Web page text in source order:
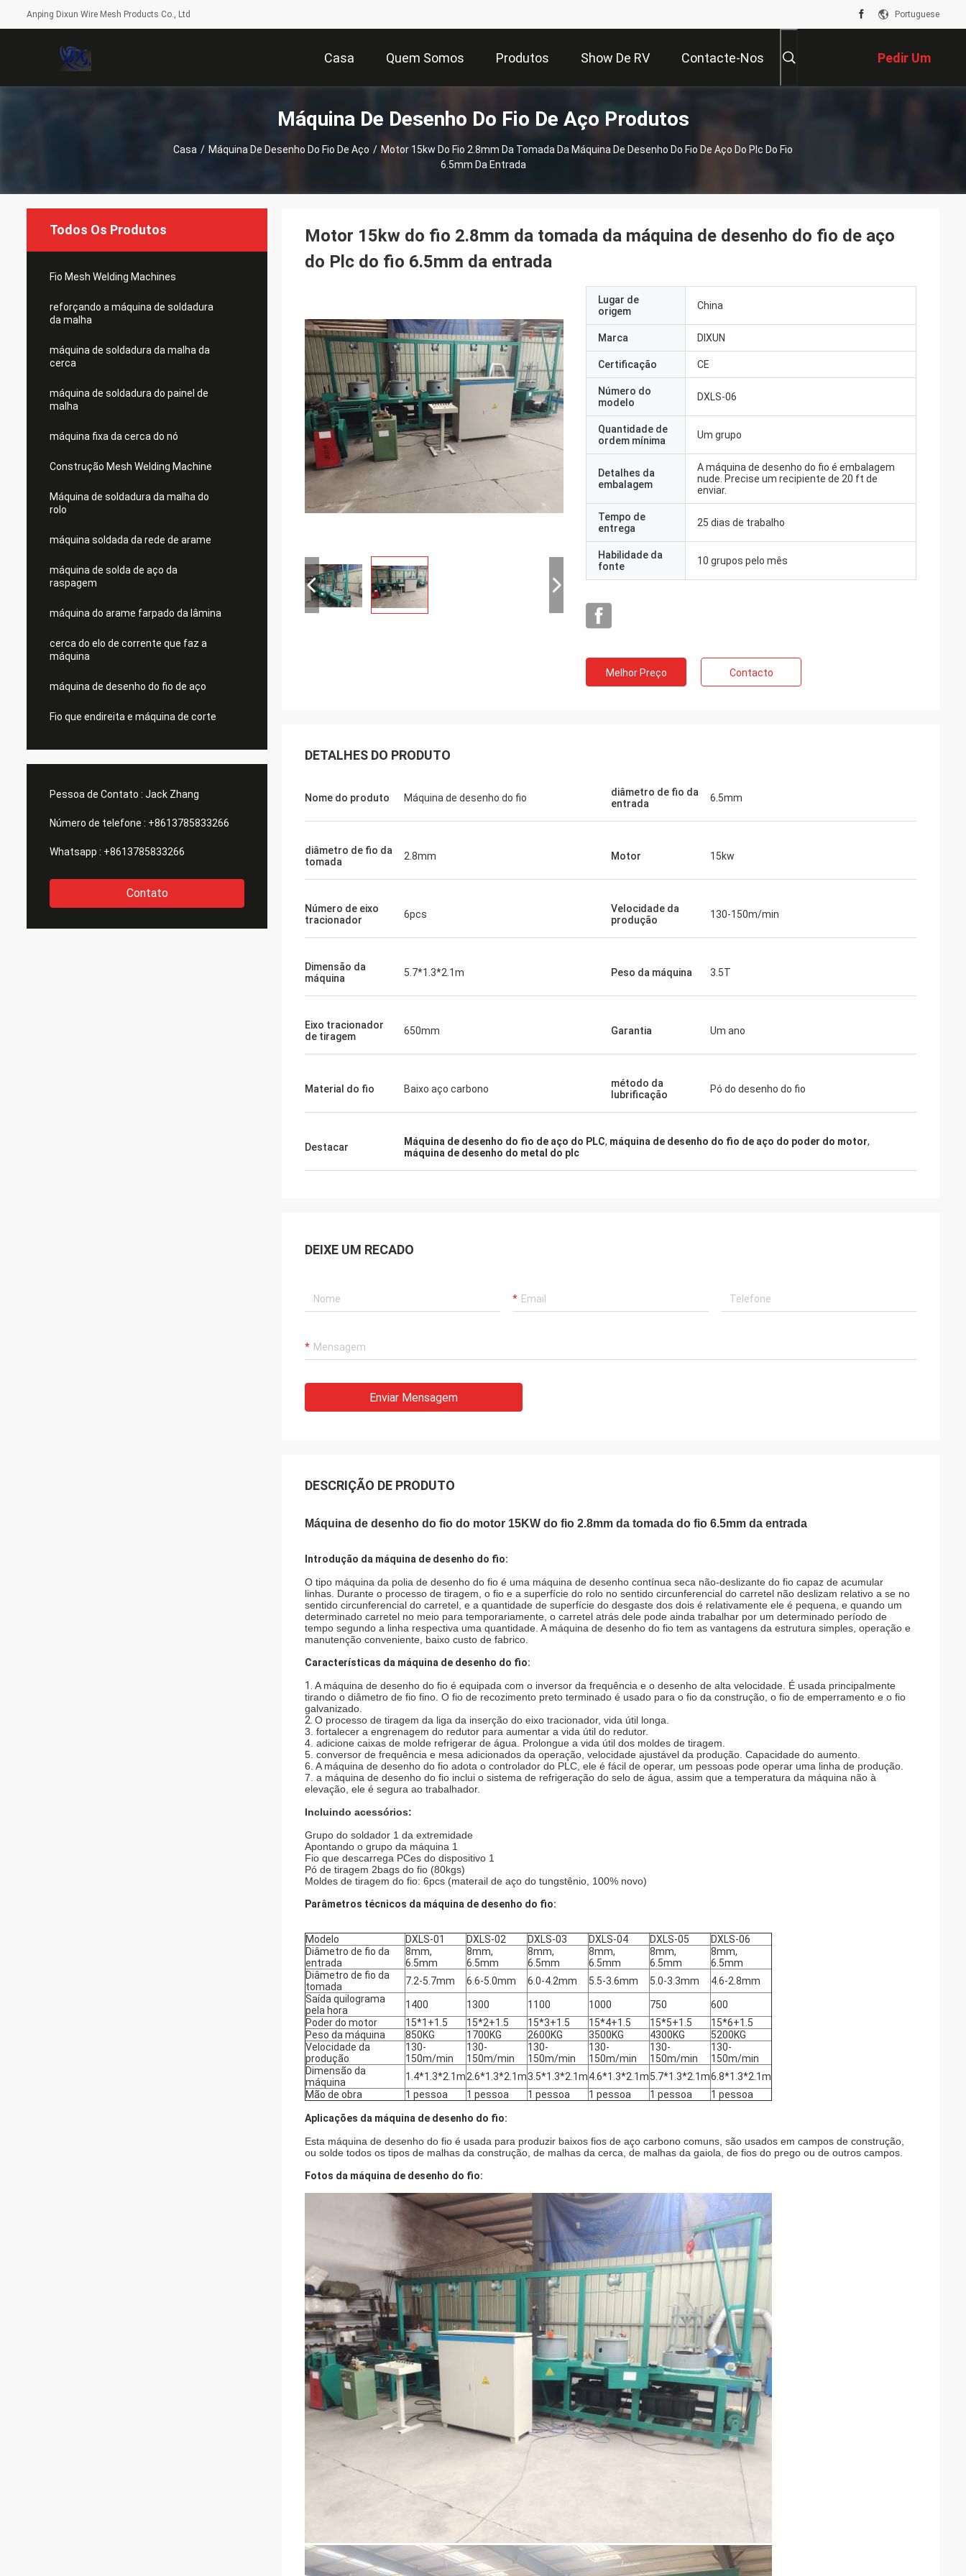
Anping Dixun Wire Mesh Products Co., Ltd Portuguese
Casa Quem Somos Produtos Show De RV Contacte-Nos Pedir Um
Orçamento
Máquina De Desenho Do Fio De Aço Produtos
Casa / Máquina De Desenho Do Fio De Aço / Motor 15kw Do Fio 2.8mm Da Tomada Da Máquina De Desenho Do Fio De Aço Do Plc Do Fio
6.5mm Da Entrada
Todos Os Produtos
Fio Mesh Welding Machines
reforçando a máquina de soldadura
da malha
máquina de soldadura da malha da
cerca
máquina de soldadura do painel de
malha
máquina fixa da cerca do nó
Construção Mesh Welding Machine
Máquina de soldadura da malha do
rolo
máquina soldada da rede de arame
máquina de solda de aço da
raspagem
máquina do arame farpado da lâmina
cerca do elo de corrente que faz a
máquina
máquina de desenho do fio de aço
Fio que endireita e máquina de corte
Pessoa de Contato : Jack Zhang
Número de telefone : +8613785833266
Whatsapp : +8613785833266
Contato
Motor 15kw do fio 2.8mm da tomada da máquina de desenho do fio de aço
do Plc do fio 6.5mm da entrada
Lugar de
origem
China
Marca DIXUN
Certificação CE
Número do
modelo
DXLS-06
Quantidade de
ordem mínima
Um grupo
Detalhes da
embalagem
A máquina de desenho do fio é embalagem
nude. Precise um recipiente de 20 ft de
enviar.
Tempo de
entrega
25 dias de trabalho
Habilidade da
fonte
10 grupos pelo mês
Melhor Preço Contacto
DETALHES DO PRODUTO
Nome do produto Máquina de desenho do fio
diâmetro de fio da
entrada
6.5mm
diâmetro de fio da
tomada
2.8mm Motor 15kw
Número de eixo
tracionador
6pcs
Velocidade da
produção
130-150m/min
Dimensão da
máquina
5.7*1.3*2.1m Peso da máquina 3.5T
Eixo tracionador
de tiragem
650mm Garantia Um ano
Material do fio Baixo aço carbono
método da
lubrificação
Pó do desenho do fio
Destacar Máquina de desenho do fio de aço do PLC, máquina de desenho do fio de aço do poder do motor,
máquina de desenho do metal do plc
DEIXE UM RECADO
Enviar Mensagem
DESCRIÇÃO DE PRODUTO
Máquina de desenho do fio do motor 15KW do fio 2.8mm da tomada do fio 6.5mm da entrada
Introdução da máquina de desenho do fio:
O tipo máquina da polia de desenho do fio é uma máquina de desenho contínua seca não-deslizante do fio capaz de acumular
linhas. Durante o processo de tiragem, o fio e a superfície do rolo no sentido circunferencial do carretel não deslizam relativo a se no
sentido circunferencial do carretel, e a quantidade de superfície do desgaste dos dois é relativamente ele é pequena, e quando um
determinado carretel no meio para temporariamente, o carretel atrás dele pode ainda trabalhar por um determinado período de
tempo segundo a linha respectiva uma quantidade. A máquina de desenho do fio tem as vantagens da estrutura simples, operação e
manutenção conveniente, baixo custo de fabrico.
Características da máquina de desenho do fio:
1. A máquina de desenho do fio é equipada com o inversor da frequência e o desenho de alta velocidade. É usada principalmente
tirando o diâmetro de fio fino. O fio de recozimento preto terminado é usado para o fio da construção, o fio de emperramento e o fio
galvanizado.
2. O processo de tiragem da liga da inserção do eixo tracionador, vida útil longa.
3. fortalecer a engrenagem do redutor para aumentar a vida útil do redutor.
4. adicione caixas de molde refrigerar de água. Prolongue a vida útil dos moldes de tiragem.
5. conversor de frequência e mesa adicionados da operação, velocidade ajustável da produção. Capacidade do aumento.
6. A máquina de desenho do fio adota o controlador do PLC, ele é fácil de operar, um pessoas pode operar uma linha de produção.
7. a máquina de desenho do fio inclui o sistema de refrigeração do selo de água, assim que a temperatura da máquina não à
elevação, ele é segura ao trabalhador.
Incluindo acessórios:
Grupo do soldador 1 da extremidade
Apontando o grupo da máquina 1
Fio que descarrega PCes do dispositivo 1
Pó de tiragem 2bags do fio (80kgs)
Moldes de tiragem do fio: 6pcs (materail de aço do tungstênio, 100% novo)
Parâmetros técnicos da máquina de desenho do fio:
Modelo DXLS-01 DXLS-02 DXLS-03 DXLS-04 DXLS-05
DXLS-06
Diâmetro de fio da
entrada
8mm,
6.5mm
8mm,
6.5mm
8mm,
6.5mm
8mm,
6.5mm
8mm,
6.5mm
8mm,
6.5mm
Diâmetro de fio da
tomada
7.2-5.7mm 6.6-5.0mm 6.0-4.2mm 5.5-3.6mm 5.0-3.3mm
4.6-2.8mm
Saída quilograma
pela hora
1400 1300 1100 1000 750
600
Poder do motor
15*1+1.5 15*2+1.5 15*3+1.5 15*4+1.5 15*5+1.5
15*6+1.5
Peso da máquina
850KG 1700KG 2600KG 3500KG 4300KG
5200KG
Velocidade da
produção
130-
150m/min
130-
150m/min
130-
150m/min
130-
150m/min
130-
150m/min
130-
150m/min
Dimensão da
máquina
1.4*1.3*2.1m2.6*1.3*2.1m3.5*1.3*2.1m4.6*1.3*2.1m5.7*1.3*2.1m6.8*1.3*2.1m
Mão de obra
1 pessoa 1 pessoa 1 pessoa 1 pessoa 1 pessoa 1 pessoa
Aplicações da máquina de desenho do fio:
Esta máquina de desenho do fio é usada para produzir baixos fios de aço carbono comuns, são usados em campos de construção,
ou solde todos os tipos de malhas da construção, de malhas da cerca, de malhas da gaiola, de fios do prego ou de outros campos.
Fotos da máquina de desenho do fio: